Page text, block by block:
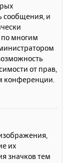
сообщения, и
многим
от прав,
конференции.
их
значков тем